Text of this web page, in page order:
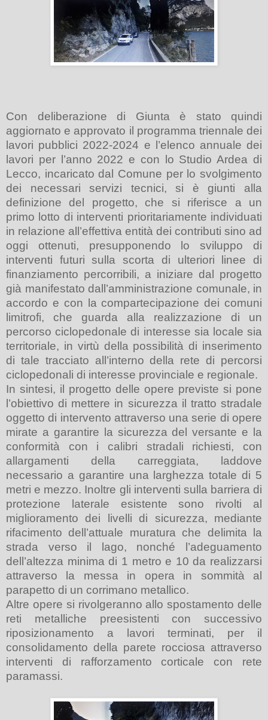
Con deliberazione di Giunta è stato quindi
aggiornato e approvato il programma triennale dei
lavori pubblici 2022-2024 e l’elenco annuale dei
lavori per l’anno 2022 e con
lo Studio Ardea di
Lecco, incaricato dal Comune per lo svolgimento
dei necessari servizi tecnici, si è giunti alla
definizione del progetto, che si riferisce a un
primo lotto di interventi prioritariamente individuati
in relazione all’effettiva entità dei contributi sino ad
oggi ottenuti, presupponendo lo sviluppo di
interventi futuri sulla scorta di ulteriori linee di
finanziamento percorribili, a iniziare dal progetto
già manifestato dall’amministrazione comunale, in
accordo e con la compartecipazione dei comuni
limitrofi, che guarda alla realizzazione di un
percorso ciclopedonale di interesse sia locale sia
territoriale, in virtù della possibilità di inserimento
di tale tracciato all’interno della rete di percorsi
ciclopedonali di interesse provinciale e regionale.
In sintesi, il progetto delle opere previste si pone
l’obiettivo di mettere in sicurezza il tratto stradale
oggetto di intervento attraverso una serie di opere
mirate a garantire la sicurezza del versante e la
conformità con i calibri stradali richiesti, con
allargamenti della carreggiata, laddove
necessario a garantire una larghezza totale di 5
metri e mezzo. Inoltre gli interventi sulla barriera di
protezione laterale esistente sono rivolti al
miglioramento dei livelli di sicurezza, mediante
rifacimento dell’attuale muratura che delimita la
strada verso il lago, nonché l’adeguamento
dell’altezza minima di 1 metro e 10 da realizzarsi
attraverso la messa in opera in sommità al
parapetto di un corrimano metallico.
Altre opere si rivolgeranno allo spostamento delle
reti metalliche preesistenti con successivo
riposizionamento a lavori terminati, per il
consolidamento della parete rocciosa attraverso
interventi di rafforzamento corticale con rete
paramassi.